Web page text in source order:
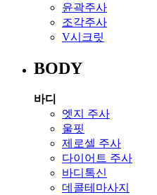
윤곽주사
조각주사
V시크릿
BODY
바디
엣지 주사
울핏
제로셀 주사
다이어트 주사
바디톡신
데콜테마사지